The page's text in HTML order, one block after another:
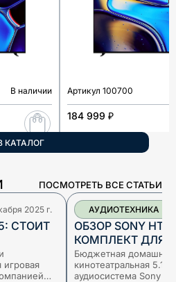
КАТАЛОГ
В наличии Артикул 100700
184 999 ₽
ПОСМОТРЕТЬ ВСЕ СТАТЬИ
2025 г.
5: СТОИТ
АУДИОТЕХНИКА
ОБЗОР SONY HT-
КОМПЛЕКТ ДЛЯ
КАЧЕСТВЕННОГО
Бюджетная домашняя
кинотеатральная 5.1-
аудиосистема Sony